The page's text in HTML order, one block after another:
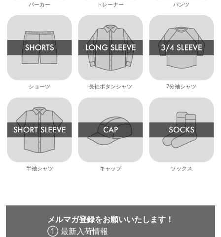
パーカー トレーナー パンツ
ショーツ 長袖ボタンシャツ 7分袖シャツ
半袖シャツ キャップ ソックス
メルマガ登録をお願いいたします！
① 最新入荷情報